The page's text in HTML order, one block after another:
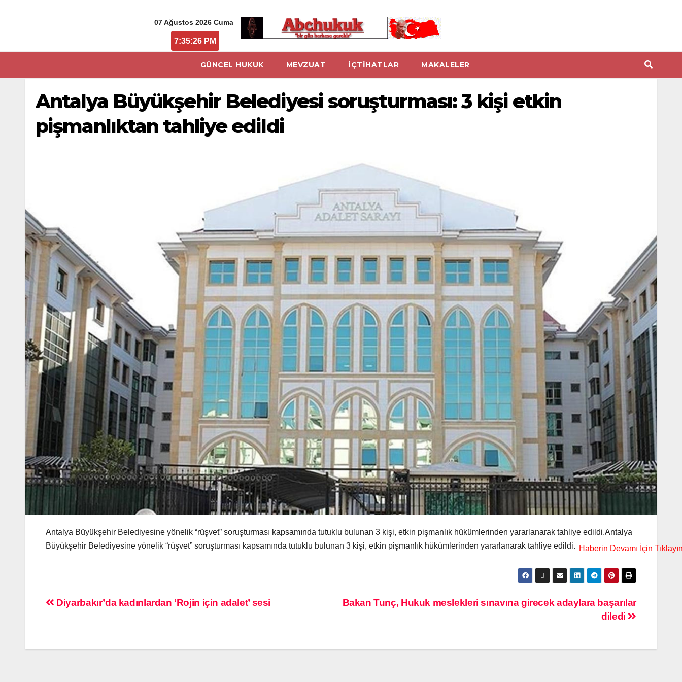
07 Ağustos 2026 Cuma
7:35:27 PM
GÜNCEL HUKUK MEVZUAT İÇTİHATLAR MAKALELER
Antalya Büyükşehir Belediyesi soruşturması: 3 kişi etkin
pişmanlıktan tahliye edildi
Antalya Büyükşehir Belediyesine yönelik “rüşvet” soruşturması kapsamında tutuklu bulunan 3 kişi, etkin pişmanlık hükümlerinden yararlanarak tahliye edildi.Antalya
Büyükşehir Belediyesine yönelik “rüşvet” soruşturması kapsamında tutuklu bulunan 3 kişi, etkin pişmanlık hükümlerinden yararlanarak tahliye edildi.
Bakan Tunç, Hukuk meslekleri sınavına girecek adaylara başarılar
diledi
Diyarbakır’da kadınlardan ‘Rojin için adalet’ sesi